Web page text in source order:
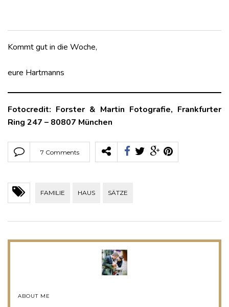
Kommt gut in die Woche,
eure Hartmanns
Fotocredit: Forster & Martin Fotografie, Frankfurter
Ring 247 – 80807 München
7 Comments
FAMILIE HAUS SÄTZE
ABOUT ME